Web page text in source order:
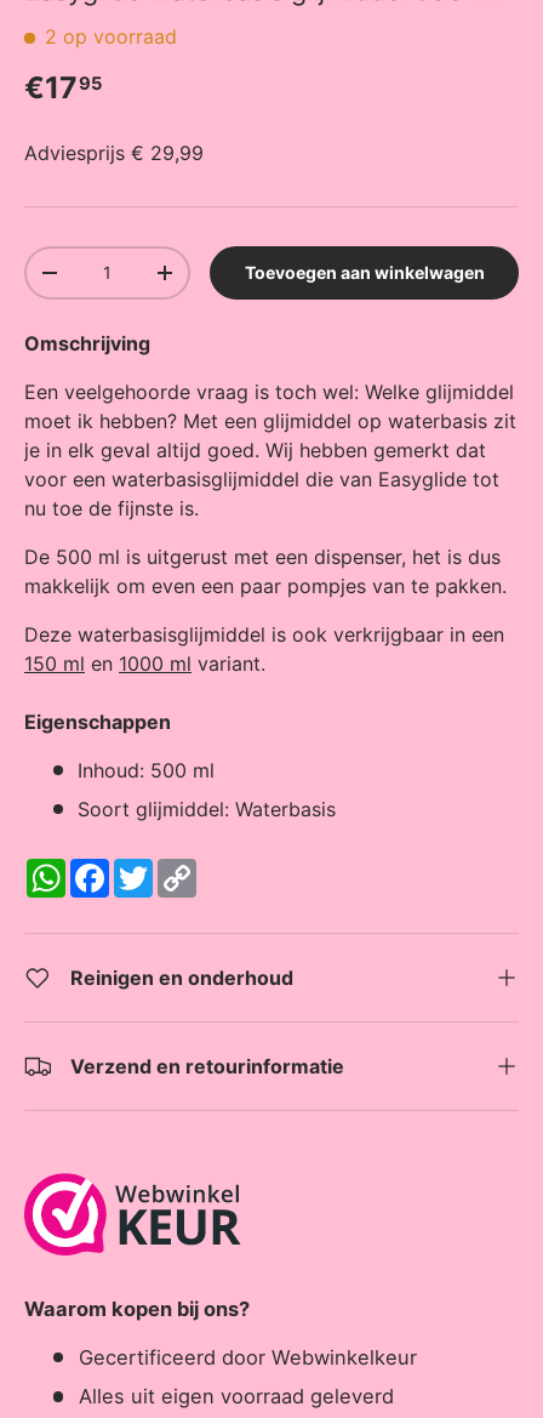
2 op voorraad
Reguliere prijs
€1795
Adviesprijs € 29,99
Aantal
Verlaag de hoeveelheidVerhoog de hoeveelheid
Toevoegen aan winkelwagen
Omschrijving
Een veelgehoorde vraag is toch wel: Welke glijmiddel
moet ik hebben? Met een glijmiddel op waterbasis zit
je in elk geval altijd goed. Wij hebben gemerkt dat
voor een waterbasisglijmiddel die van Easyglide tot
nu toe de fijnste is.
De 500 ml is uitgerust met een dispenser, het is dus
makkelijk om even een paar pompjes van te pakken.
Deze waterbasisglijmiddel is ook verkrijgbaar in een
150 ml en 1000 ml variant.
Eigenschappen
Inhoud: 500 ml
Soort glijmiddel: Waterbasis
W
h
t
A
p
F
a
e
o
o
T
w
t
r
y
n
Reinigen en onderhoud
Verzend en retourinformatie
Waarom kopen bij ons?
Gecertificeerd door Webwinkelkeur
Alles uit eigen voorraad geleverd